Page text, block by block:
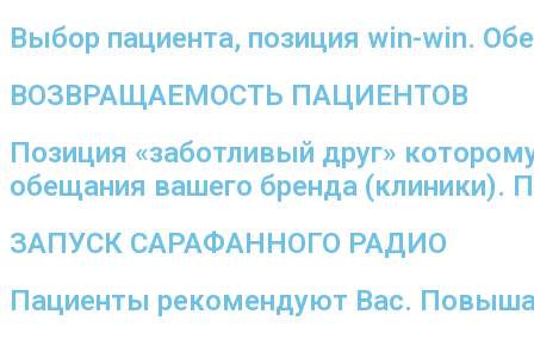
Выбор пациента, позиция win-win.
ВОЗВРАЩАЕМОСТЬ ПАЦИЕНТОВ
Позиция «заботливый друг»
обещания вашего бренда (клиники).
ЗАПУСК САРАФАННОГО РАДИО
Пациенты рекомендуют Вас.